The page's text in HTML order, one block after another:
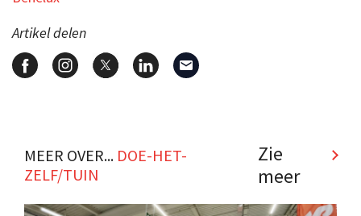
Artikel delen
MEER OVER... DOE-HET-
ZELF/TUIN
Zie
meer